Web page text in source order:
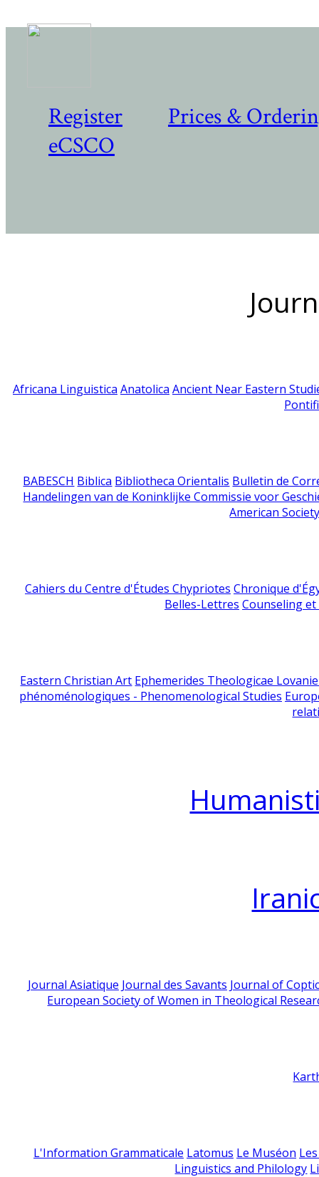
Register
Prices &
eCSCO
Africana Linguistica Anatolica Ancient Near Eastern
BABESCH Biblica Bibliotheca Orientalis Bulletin de
Handelingen van de Koninklijke Commissie voor
American
Cahiers du Centre d'Études Chypriotes Chronique
Belles-Lettres Counseling
Eastern Christian Art Ephemerides Theologicae
phénoménologiques - Phenomenological Studies
Journal Asiatique Journal des Savants Journal of
European Society of Women in Theological
L'Information Grammaticale Latomus Le Muséon
Linguistics and Philology